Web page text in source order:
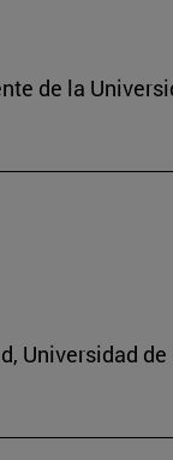
de la
Universidad de